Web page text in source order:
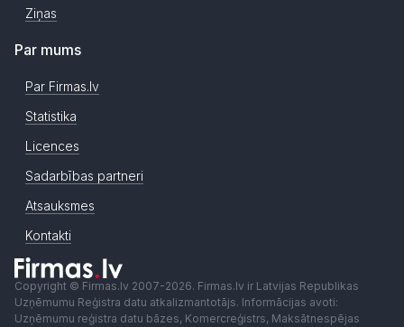
Ziņas
Par mums
Par Firmas.lv
Statistika
Licences
Sadarbības partneri
Atsauksmes
Kontakti
Copyright © Firmas.lv 2007-2026. Firmas.lv ir Latvijas Republikas
Uzņēmumu Reģistra datu atkalizmantotājs. Informācijas avoti:
Uzņēmumu reģistra datu bāzes, Komercreģistrs, Maksātnespējas